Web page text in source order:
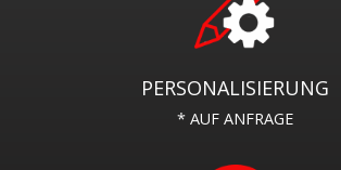
PERSONALISIERUNG
* AUF ANFRAGE